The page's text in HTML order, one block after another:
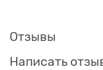
Отзывы
Написать